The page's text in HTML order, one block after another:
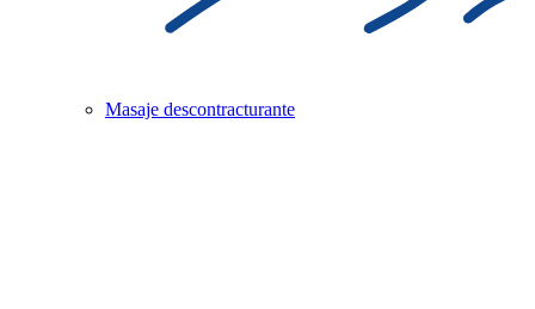
Masaje descontracturante